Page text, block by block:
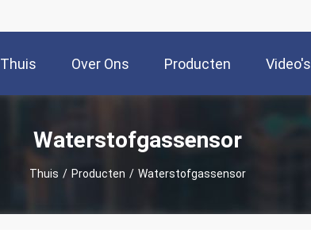
Thuis Over Ons Producten Video's
Waterstofgassensor
Thuis / Producten / Waterstofgassensor